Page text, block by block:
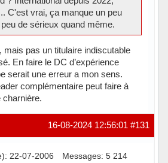
C'est vrai, ça manque un peu
de sérieux quand même.
mais pas un titulaire indiscutable
En faire le DC d’expérience
serait une erreur a mon sens.
complémentaire peut faire à
charnière.
#131
16-08-2024 12:56:01
22-07-2006 Messages: 5 214